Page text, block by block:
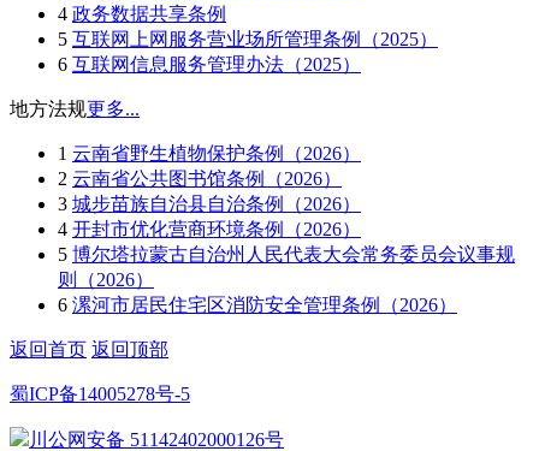
4 政务数据共享条例
5 互联网上网服务营业场所管理条例（2025）
6 互联网信息服务管理办法（2025）
地方法规更多...
1 云南省野生植物保护条例（2026）
2 云南省公共图书馆条例（2026）
3 城步苗族自治县自治条例（2026）
4 开封市优化营商环境条例（2026）
5 博尔塔拉蒙古自治州人民代表大会常务委员会议事规
则（2026）
6 漯河市居民住宅区消防安全管理条例（2026）
返回首页 返回顶部
蜀ICP备14005278号-5
川公网安备 51142402000126号